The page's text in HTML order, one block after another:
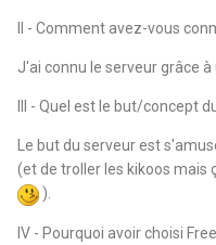
II - Comment avez-vous
J'ai connu le serveur grâce à
III - Quel est le but/concept
Le but du serveur est
(et de troller les kikoos mais
).
IV - Pourquoi avoir choisi